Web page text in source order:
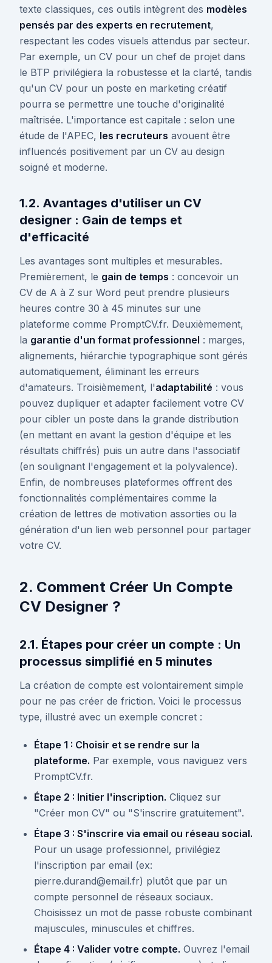
texte classiques, ces outils intègrent des modèles
pensés par des experts en recrutement,
respectant les codes visuels attendus par secteur.
Par exemple, un CV pour un chef de projet dans
le BTP privilégiera la robustesse et la clarté, tandis
qu'un CV pour un poste en marketing créatif
pourra se permettre une touche d'originalité
maîtrisée. L'importance est capitale : selon une
étude de l'APEC, les recruteurs avouent être
influencés positivement par un CV au design
soigné et moderne.
1.2. Avantages d'utiliser un CV
designer : Gain de temps et
d'efficacité
Les avantages sont multiples et mesurables.
Premièrement, le gain de temps : concevoir un
CV de A à Z sur Word peut prendre plusieurs
heures contre 30 à 45 minutes sur une
plateforme comme PromptCV.fr. Deuxièmement,
la garantie d'un format professionnel : marges,
alignements, hiérarchie typographique sont gérés
automatiquement, éliminant les erreurs
d'amateurs. Troisièmement, l'adaptabilité : vous
pouvez dupliquer et adapter facilement votre CV
pour cibler un poste dans la grande distribution
(en mettant en avant la gestion d'équipe et les
résultats chiffrés) puis un autre dans l'associatif
(en soulignant l'engagement et la polyvalence).
Enfin, de nombreuses plateformes offrent des
fonctionnalités complémentaires comme la
création de lettres de motivation assorties ou la
génération d'un lien web personnel pour partager
votre CV.
2. Comment Créer Un Compte
CV Designer ?
2.1. Étapes pour créer un compte : Un
processus simplifié en 5 minutes
La création de compte est volontairement simple
pour ne pas créer de friction. Voici le processus
type, illustré avec un exemple concret :
Étape 1 : Choisir et se rendre sur la
plateforme. Par exemple, vous naviguez vers
PromptCV.fr.
Étape 2 : Initier l'inscription. Cliquez sur
"Créer mon CV" ou "S'inscrire gratuitement".
Étape 3 : S'inscrire via email ou réseau social.
Pour un usage professionnel, privilégiez
l'inscription par email (ex:
pierre.durand@email.fr) plutôt que par un
compte personnel de réseaux sociaux.
Choisissez un mot de passe robuste combinant
majuscules, minuscules et chiffres.
Étape 4 : Valider votre compte. Ouvrez l'email